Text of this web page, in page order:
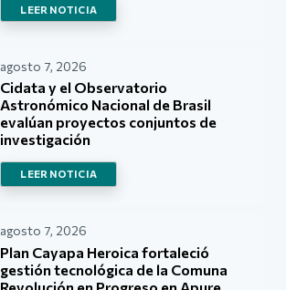
LEER NOTICIA
agosto 7, 2026
Cidata y el Observatorio
Astronómico Nacional de Brasil
evalúan proyectos conjuntos de
investigación
LEER NOTICIA
agosto 7, 2026
Plan Cayapa Heroica fortaleció
gestión tecnológica de la Comuna
Revolución en Progreso en Apure